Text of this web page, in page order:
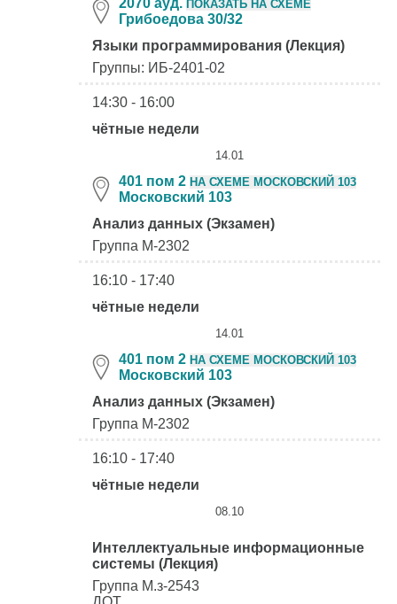
2070 ауд. ПОКАЗАТЬ НА СХЕМЕ
Грибоедова 30/32
Языки программирования (Лекция)
Группы: ИБ-2401-02
14:30 - 16:00
чётные недели
14.01
401 пом 2 НА СХЕМЕ МОСКОВСКИЙ 103
Московский 103
Анализ данных (Экзамен)
Группа М-2302
16:10 - 17:40
чётные недели
14.01
401 пом 2 НА СХЕМЕ МОСКОВСКИЙ 103
Московский 103
Анализ данных (Экзамен)
Группа М-2302
16:10 - 17:40
чётные недели
08.10
Интеллектуальные информационные
системы (Лекция)
Группа М.з-2543